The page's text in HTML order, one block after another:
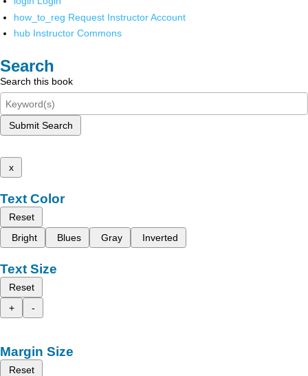
how_to_reg Request Instructor Account
hub Instructor Commons
Search
Search this book
Submit Search
x
Text Color
Reset
Bright
Blues Gray Inverted
Text Size
Reset
+
-
Margin Size
Reset